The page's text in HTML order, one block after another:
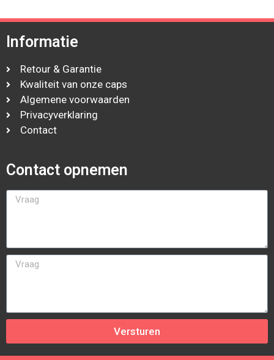
Informatie
Retour & Garantie
Kwaliteit van onze caps
Algemene voorwaarden
Privacyverklaring
Contact
Contact opnemen
Versturen